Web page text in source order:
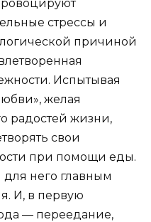
стрессы и
причиной
Испытывая
желая
радостей жизни,
свои
при помощи еды.
него главным
И, в первую
— переедание,